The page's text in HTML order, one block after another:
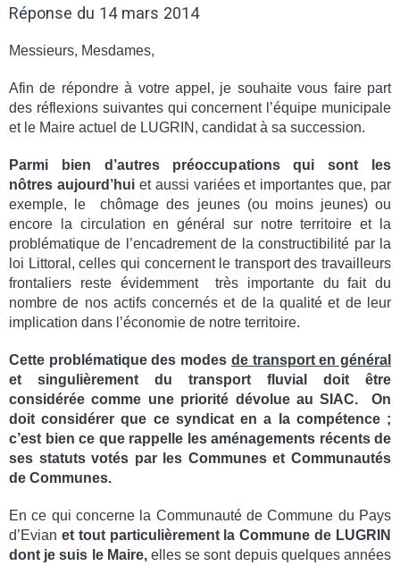
Réponse du 14 mars 2014
Messieurs, Mesdames,
Afin de répondre à votre appel, je souhaite vous faire part
des réflexions suivantes qui concernent l’équipe municipale
et le Maire actuel de LUGRIN, candidat à sa succession.
Parmi bien d’autres préoccupations qui sont les
nôtres aujourd’huiet aussi variées et importantes que, par
exemple, le chômage des jeunes (ou moins jeunes) ou
encore la circulation en général sur notre territoire et la
problématique de l’encadrement de la constructibilité par la
loi Littoral, celles qui concernent le transport des travailleurs
frontaliers reste évidemment très importante du fait du
nombre de nos actifs concernés et de la qualité et de leur
implication dans l’économie de notre territoire.
Cette problématique des modes de transport en général
et singulièrement du transport fluvial doit être
considérée comme une priorité dévolue au SIAC. On
doit considérer que ce syndicat en a la compétence ;
c’est bien ce que rappelle les aménagements récents de
ses statuts votés par les Communes et Communautés
de Communes.
En ce qui concerne la Communauté de Commune du Pays
d’Evian et tout particulièrement la Commune de LUGRIN
dont je suis le Maire,elles se sont depuis quelques années